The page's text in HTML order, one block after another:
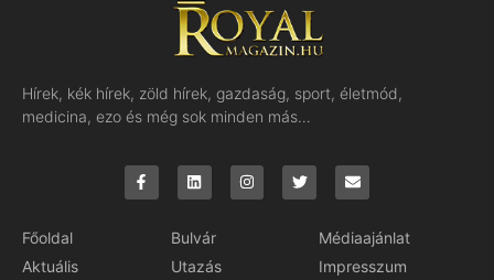
Hírek, kék hírek, zöld hírek, gazdaság, sport, életmód,
medicina, ezo és még sok minden más…
Főoldal
Aktuális
Bulvár
Utazás
Médiaajánlat
Impresszum